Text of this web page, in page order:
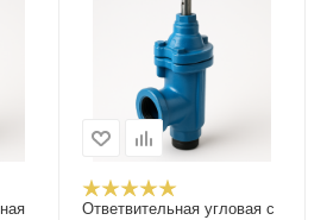
Ответвительная угловая с